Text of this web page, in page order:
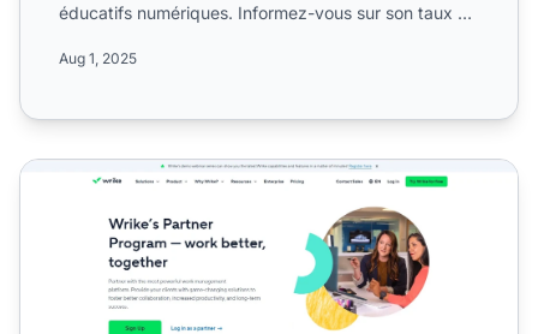
éducatifs numériques. Informez-vous sur son taux de
Aug 1, 2025
Programme d'affiliation Wrike